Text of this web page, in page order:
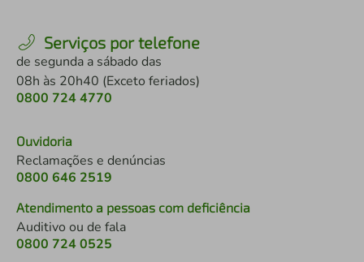
Serviços por telefone
de segunda a sábado das
08h às 20h40 (Exceto feriados)
0800 724 4770
Ouvidoria
Reclamações e denúncias
0800 646 2519
Atendimento a pessoas com deficiência
Auditivo ou de fala
0800 724 0525